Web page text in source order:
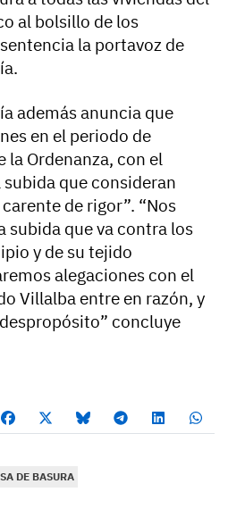
al bolsillo de los
la portavoz de
además anuncia que
en el periodo de
la Ordenanza, con el
que consideran
de rigor”. “Nos
subida que va contra los
y de su tejido
alegaciones con el
Villalba entre en razón, y
concluye
DE BASURA